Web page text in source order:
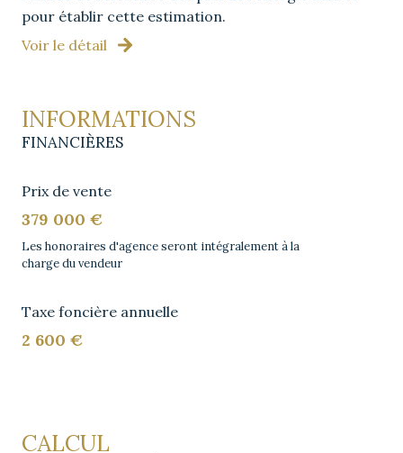
pour établir cette estimation.
Voir le détail
INFORMATIONS
FINANCIÈRES
Prix de vente
379 000 €
Les honoraires d'agence seront intégralement à la
charge du vendeur
Taxe foncière annuelle
2 600 €
CALCUL